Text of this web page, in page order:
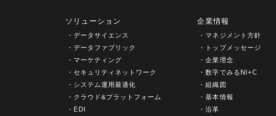
ソリューション
データサイエンス
データファブリック
マーケティング
セキュリティネットワーク
システム運用最適化
クラウド&プラットフォーム
EDI
企業情報
マネジメント方針
トップメッセージ
企業理念
数字でみるNI+C
組織図
基本情報
沿革